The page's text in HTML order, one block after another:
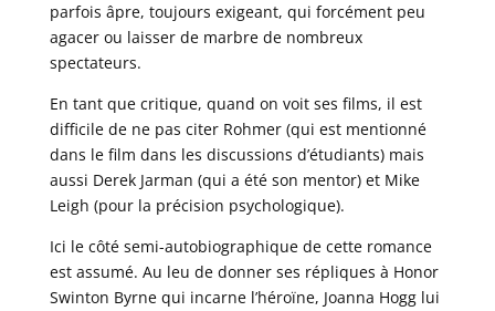
parfois âpre, toujours exigeant, qui forcément peu
agacer ou laisser de marbre de nombreux
spectateurs.
En tant que critique, quand on voit ses films, il est
difficile de ne pas citer Rohmer (qui est mentionné
dans le film dans les discussions d’étudiants) mais
aussi Derek Jarman (qui a été son mentor) et Mike
Leigh (pour la précision psychologique).
Ici le côté semi-autobiographique de cette romance
est assumé. Au leu de donner ses répliques à Honor
Swinton Byrne qui incarne l’héroïne, Joanna Hogg lui